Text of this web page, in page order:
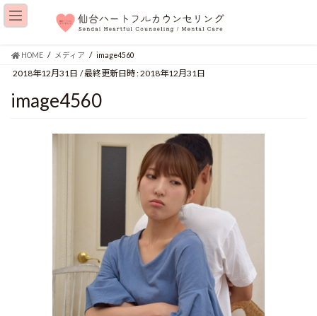
HOME メディア image4560
2018年12月31日 / 最終更新日時 :2018年12月31日
image4560